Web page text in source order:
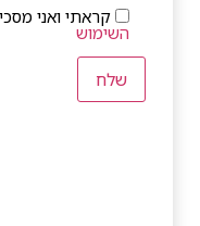
קראתי ואני
השימוש